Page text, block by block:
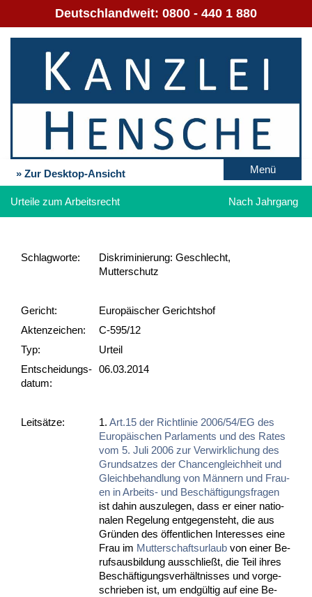
Deutschlandweit: 0800 - 440 1 880
» Zur Desktop-Ansicht Menü
Urteile zum Arbeitsrecht Nach Jahrgang
Schlag­worte:
Diskriminierung: Geschlecht,
Mutterschutz
Gericht:
Europäischer Gerichtshof
Akten­zeichen:
C-595/12
Typ:
Urteil
Ent­scheid­ungs­
datum:
06.03.2014
Leit­sätze: 1. Art.15 der Richt­li­nie 2006/54/EG des
Eu­ropäischen Par­la­ments und des Ra­tes
vom 5. Ju­li 2006 zur Ver­wirk­li­chung des
Grund­sat­zes der Chan­cen­gleich­heit und
Gleich­be­hand­lung von Männern und Frau­
en in Ar­beits- und Beschäfti­gungs­fra­gen
ist da­hin aus­zu­le­gen, dass er ei­ner na­tio­
na­len Re­ge­lung ent­ge­gen­steht, die aus
Gründen des öffent­li­chen In­ter­es­ses ei­ne
Frau im Mut­ter­schafts­ur­laub von ei­ner Be­
rufs­aus­bil­dung aus­sch­ließt, die Teil ih­res
Beschäfti­gungs­verhält­nis­ses und vor­ge­
schrie­ben ist, um endgültig auf ei­ne Be­